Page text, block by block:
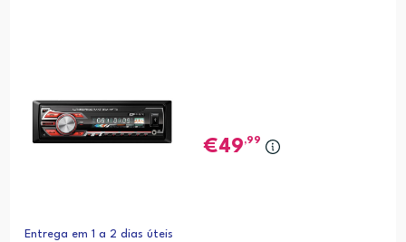
49,99
Entrega em 1 a 2 dias úteis